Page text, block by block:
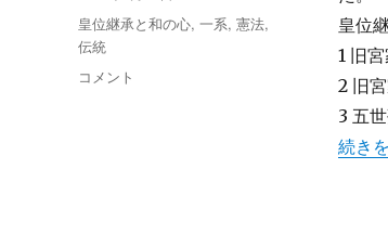
皇位
1 旧
2 旧
3 五
“【
続き
稿
日:
カ
テ
ゴ
皇位継承と和の心, 一系, 憲法,
伝統
【Youtube】
コメント